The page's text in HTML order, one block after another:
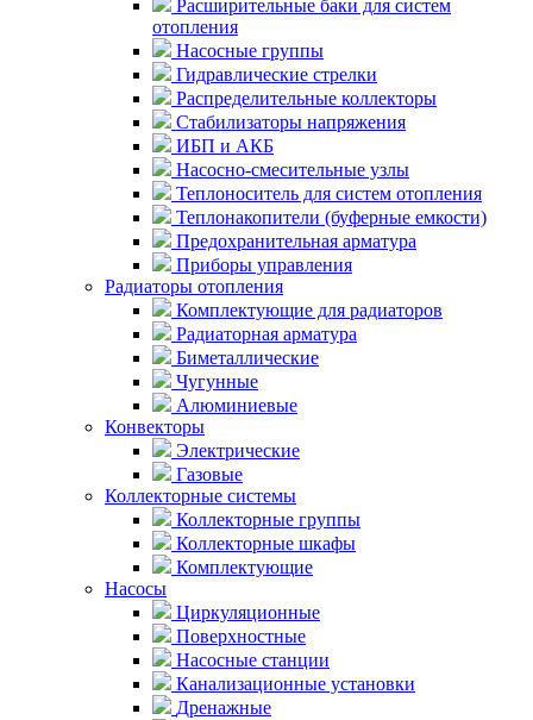
Расширительные баки для систем
отопления
Насосные группы
Гидравлические стрелки
Распределительные коллекторы
Стабилизаторы напряжения
ИБП и АКБ
Насосно-смесительные узлы
Теплоноситель для систем отопления
Теплонакопители (буферные емкости)
Предохранительная арматура
Приборы управления
Радиаторы отопления
Комплектующие для радиаторов
Радиаторная арматура
Биметаллические
Чугунные
Алюминиевые
Конвекторы
Электрические
Газовые
Коллекторные системы
Коллекторные группы
Коллекторные шкафы
Комплектующие
Насосы
Циркуляционные
Поверхностные
Насосные станции
Канализационные установки
Дренажные